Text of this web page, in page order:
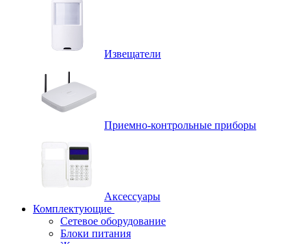
Извещатели
Приемно-контрольные приборы
Аксессуары
Комплектующие
Сетевое оборудование
Блоки питания